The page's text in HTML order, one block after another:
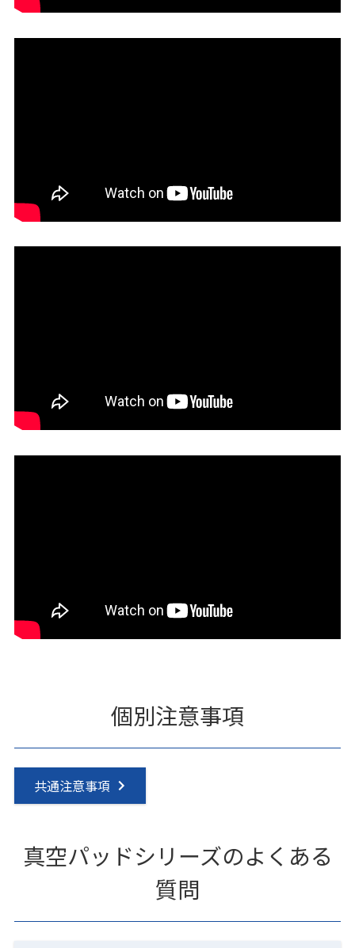
個別注意事項
共通注意事項
真空パッドシリーズのよくある
質問